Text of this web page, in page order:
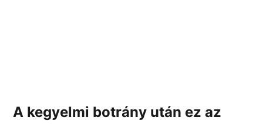
A kegyelmi botrány után ez az